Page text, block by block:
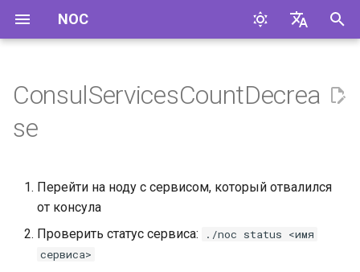
NOC
Русский
ц
ConsulServicesCountDecrea
se
Перейти на ноду с сервисом, который отвалился
от консула
Проверить статус сервиса:
./noc status <имя
сервиса>